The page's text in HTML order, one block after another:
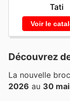
Tati
Voir le
Découvrez
La nouvelle
2026 au 30